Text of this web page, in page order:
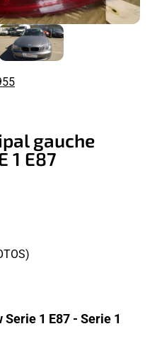
gauche
1 E87
1 E87 - Serie 1